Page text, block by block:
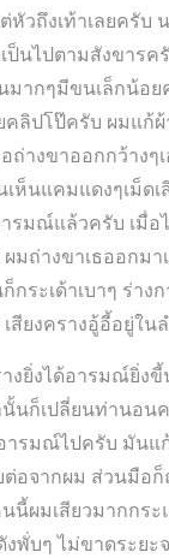
หัวถึงเท้าเลยครับ
ป็นไปตามสังขารค
มากๆมีขนเล็กน้อย
คลิปโป๊ครับ ผมแก้
ถ่างขาออกกว้างๆ
ห็นแคมแดงๆเม็ดเ
รมณ์แล้วครับ เมื่อ
ผมถ่างขาเธออกมา
กระเด้าเบาๆ ร่าง
สียงครางอู้อี้อยู่ใน
างยิ่งได้อารมณ์ยิ่ง
นั้นก็เปลี่ยนท่านอน
ารมณ์ไปครับ มันแ
ต่อจากผม ส่วนมือ
นี้ผมเสียวมากกระ
งพั่บๆ ไม่ขาดระยะ